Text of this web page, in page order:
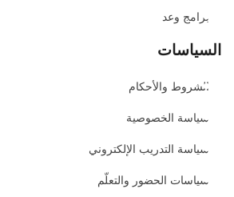
برامج وعد
السياسات
الشروط والأحكام
سياسة الخصوصية
سياسة التدريب الإلكتروني
سياسات الحضور والتعلّم